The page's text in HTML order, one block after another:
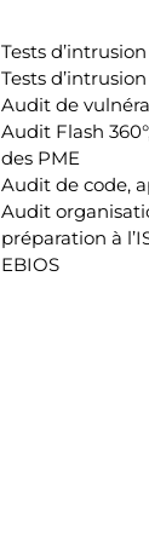
Tests
Tests
Audit de
Audit Flash
des PME
Audit de code,
Audit
préparation à
EBIOS